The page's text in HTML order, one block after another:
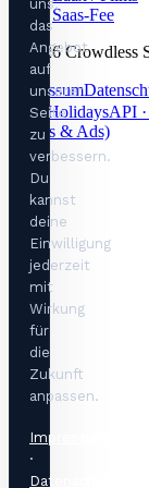
Saas-Fee
2026Crowdless
Impressum
OpenHolidaysAPI
Trends & Ads)
uns,
das
Angebot
auf
unserer
Seite
zu
verbessern.
Du
kannst
deine
Einwilligung
jederzeit
mit
Wirkung
für
die
Zukunft
anpassen.
Impressum
·